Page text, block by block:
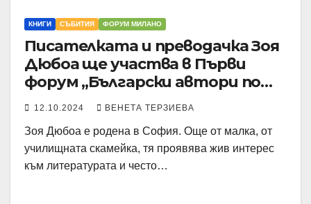
КНИГИ СЪБИТИЯ ФОРУМ МИЛАНО
Писателката и преводачка Зоя
Дюбоа ще участва в Първи
форум „Български автори по
света“, на 2 и 3 ноември в
12.10.2024 ВЕНЕТА ТЕРЗИЕВА
Зоя Дюбоа е родена в София. Още от малка, от
училищната скамейка, тя проявява жив интерес
към литературата и често…